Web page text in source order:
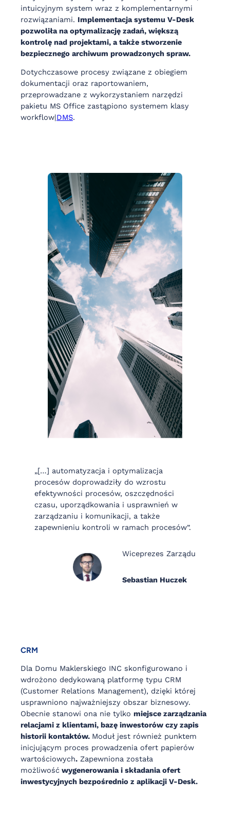
intuicyjnym system wraz z komplementarnymi
rozwiązaniami. Implementacja systemu V-Desk
pozwoliła na optymalizację zadań, większą
kontrolę nad projektami, a także stworzenie
bezpiecznego archiwum prowadzonych spraw.
Dotychczasowe procesy związane z obiegiem
dokumentacji oraz raportowaniem,
przeprowadzane z wykorzystaniem narzędzi
pakietu MS Office zastąpiono systemem klasy
workflow|DMS.
„[…] automatyzacja i optymalizacja
procesów doprowadziły do wzrostu
efektywności procesów, oszczędności
czasu, uporządkowania i usprawnień w
zarządzaniu i komunikacji, a także
zapewnieniu kontroli w ramach procesów”.
Wiceprezes Zarządu
Sebastian Huczek
CRM
Dla Domu Maklerskiego INC skonfigurowano i
wdrożono dedykowaną platformę typu CRM
(Customer Relations Management), dzięki której
usprawniono najważniejszy obszar biznesowy.
Obecnie stanowi ona nie tylko miejsce zarządzania
relacjami z klientami, bazę inwestorów czy zapis
historii kontaktów. Moduł jest również punktem
inicjującym proces prowadzenia ofert papierów
wartościowych. Zapewniona została
możliwość wygenerowania i składania ofert
inwestycyjnych bezpośrednio z aplikacji V-Desk.